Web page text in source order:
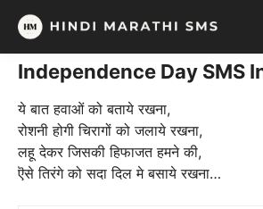
Skip
content
Independence Day SMS
ये बात हवाओं को बताये रखना,
रोशनी होगी चिरागों को जलाये रखना,
लहू देकर जिसकी हिफाजत हमने की,
ऎसे तिरंगे को सदा दिल मे बसाये रखना…